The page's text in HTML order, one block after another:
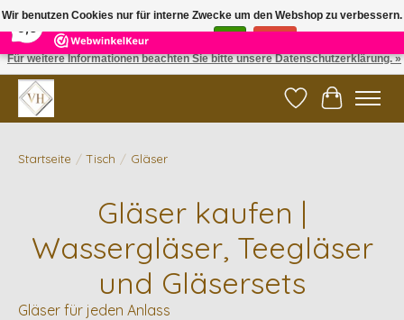
5 Reviews ×
✓ Gratis verzending vanaf €200 | ✓ 14 dagen retourneren
Wunschzettel
Ihr
Startseite / Tisch / Gläser
Gläser kaufen |
Wassergläser, Teegläser
und Gläsersets
Gläser für jeden Anlass
Wir benutzen Cookies nur für interne Zwecke um den Webshop zu verbessern.
Ist das in Ordnung?
Für weitere Informationen beachten Sie bitte unsere Datenschutzerklärung. »